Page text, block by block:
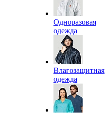
Одноразовая
одежда
Влагозащитная
одежда